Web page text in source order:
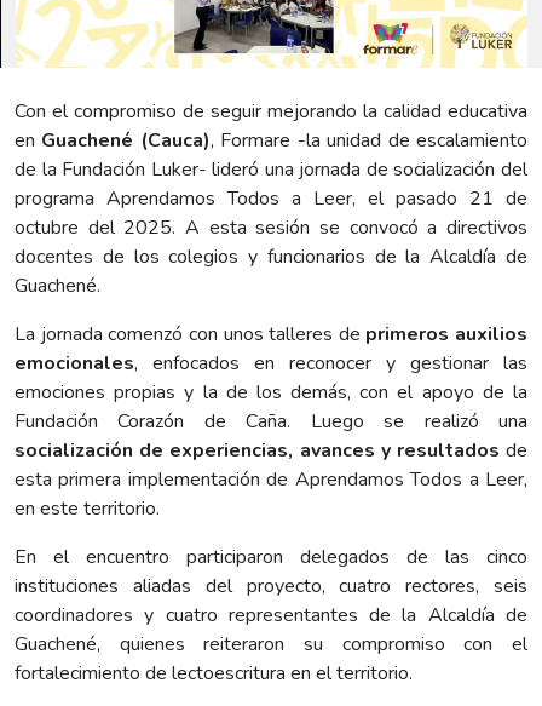
Con el compromiso de seguir mejorando la calidad educativa
en Guachené (Cauca), Formare -la unidad de escalamiento
de la Fundación Luker- lideró una jornada de socialización del
programa Aprendamos Todos a Leer, el pasado 21 de
octubre del 2025. A esta sesión se convocó a directivos
docentes de los colegios y funcionarios de la Alcaldía de
Guachené.
La jornada comenzó con unos talleres de primeros auxilios
emocionales, enfocados en reconocer y gestionar las
emociones propias y la de los demás, con el apoyo de la
Fundación Corazón de Caña. Luego se realizó una
socialización de experiencias, avances y resultados de
esta primera implementación de Aprendamos Todos a Leer,
en este territorio.
En el encuentro participaron delegados de las cinco
instituciones aliadas del proyecto, cuatro rectores, seis
coordinadores y cuatro representantes de la Alcaldía de
Guachené, quienes reiteraron su compromiso con el
fortalecimiento de lectoescritura en el territorio.